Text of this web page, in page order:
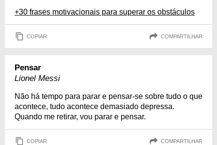
+30 frases motivacionais para superar os obstáculos
COPIAR COMPARTILHAR
Pensar
Lionel Messi
Não há tempo para parar e pensar-se sobre tudo o que
acontece, tudo acontece demasiado depressa.
Quando me retirar, vou parar e pensar.
COPIAR COMPARTILHAR